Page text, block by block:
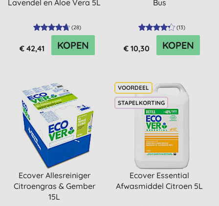
Lavendel en Aloe Vera 5L
(28)
€ 42,41 KOPEN
Bus
(13)
€ 10,30 KOPEN
Ecover Allesreiniger
Citroengras & Gember
15L
STAPELKORTING
Ecover Essential
Afwasmiddel Citroen 5L